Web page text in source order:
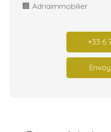
🏢 Adriaimmobilier
+33 6